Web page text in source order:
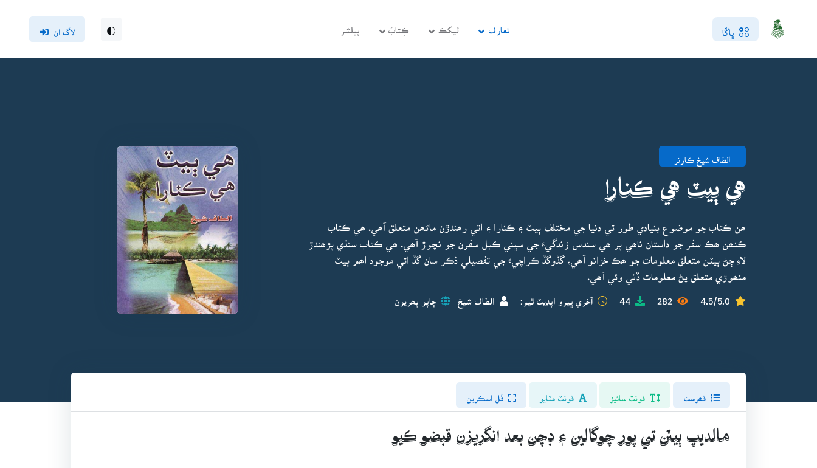
ڀاڱا تعارف ليکڪ ڪِتابَ پبلشر لاگ ان
الطاف شيخ ڪارنر
هي ٻيٽ هي ڪنارا
ھن ڪتاب جو موضوع بنيادي طور تي دنيا جي مختلف ٻيٽ ۽ ڪنارا ۽ اتي رھندڙن ماڻھن متعلق آھي. ھي ڪتاب
ڪنھن ھڪ سفر جو داستان ناھي پر ھي سندس زندگيءَ جي سڀني ڪيل سفرن جو نچوڙ آھي. ھي ڪتاب سنڌي پڙھندڙ
لاءِ ڄڻ ٻيٽن متعلق معلومات جو ھڪ خزانو آھي، گڏوگڏ ڪراچيءَ جي تفصيلي ذڪر سان گڏ اتي موجود اھم ٻيٽ
منھوڙي متعلق پڻ معلومات ڏني وئي آھي.
4.5/5.0
282
44 آخري ڀيرو اپڊيٽ ٿيو: الطاف شيخ ڇاپو پھريون
فونٽ سائيز فونٽ مٽايو فُل اسڪرين
مالديپ ٻيٽن تي پور چوگالين ۽ ڊچن بعد انگريزن قبضو ڪيو